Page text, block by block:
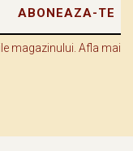
magazinului. Afla mai